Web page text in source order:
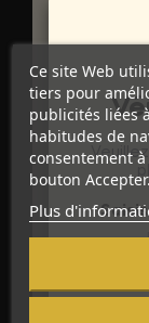
et vivre
vous êtes
personne
DÉTAILS
Marque
Ce site Web
tiers pour
publicités liées
habitudes de
consentement
bouton Accepter.
Plus